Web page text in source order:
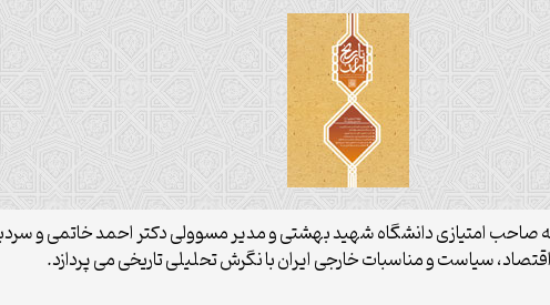
صاحب امتیازی دانشگاه شهید بهشتی و مدیر مسوولی دکتر احمد خاتمی و